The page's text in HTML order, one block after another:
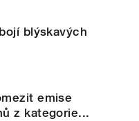
blýskavých
emise
z kategorie...